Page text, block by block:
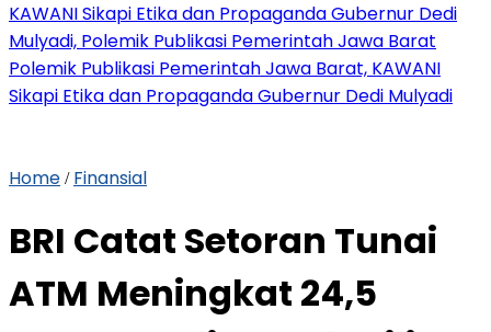
KAWANI Sikapi Etika dan Propaganda Gubernur Dedi
Mulyadi, Polemik Publikasi Pemerintah Jawa Barat
Polemik Publikasi Pemerintah Jawa Barat, KAWANI
Sikapi Etika dan Propaganda Gubernur Dedi Mulyadi
Home / Finansial
BRI Catat Setoran Tunai
ATM Meningkat 24,5